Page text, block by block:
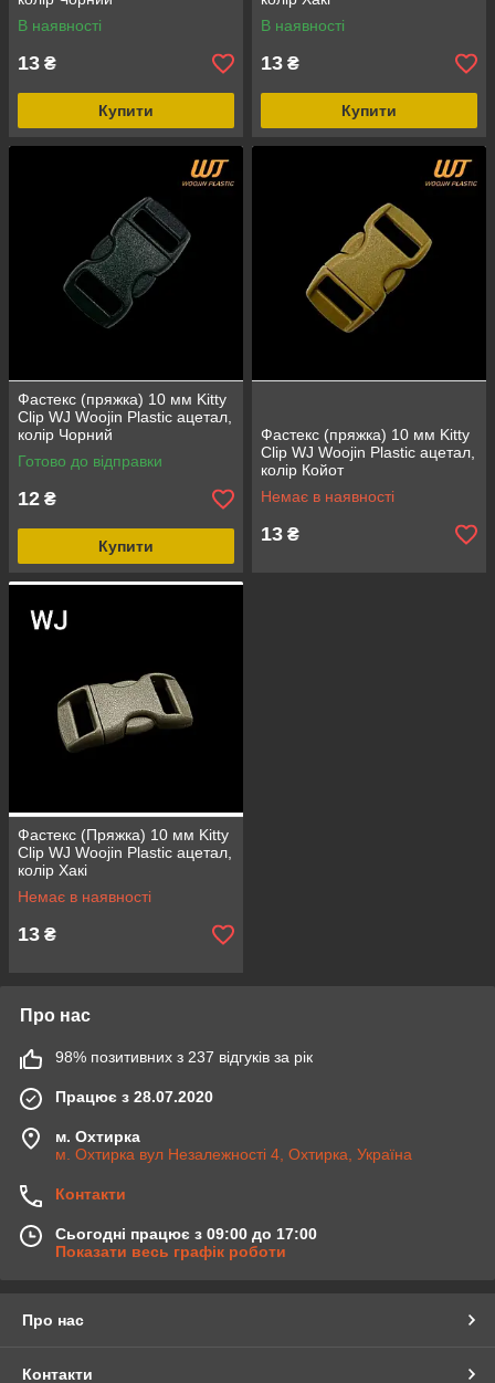
В наявності
13 ₴
Купити
В наявності
13 ₴
Купити
Фастекс (пряжка) 10 мм Kitty
Clip WJ Woojin Plastic ацетал,
колір Чорний
Готово до відправки
12 ₴
Купити
Фастекс (пряжка) 10 мм Kitty
Clip WJ Woojin Plastic ацетал,
колір Койот
Немає в наявності
13 ₴
Фастекс (Пряжка) 10 мм Kitty
Clip WJ Woojin Plastic ацетал,
колір Хакі
Немає в наявності
13 ₴
Про нас
98% позитивних з 237 відгуків за рік
Працює з 28.07.2020
м. Охтирка
м. Охтирка вул Незалежності 4, Охтирка, Україна
Контакти
Сьогодні працює з 09:00 до 17:00
Показати весь графік роботи
Про нас
Контакти